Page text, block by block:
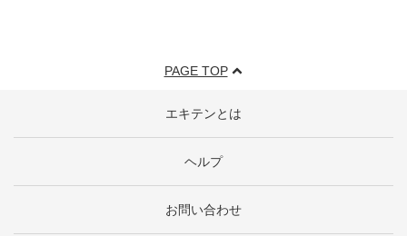
PAGE TOP
エキテンとは
ヘルプ
お問い合わせ